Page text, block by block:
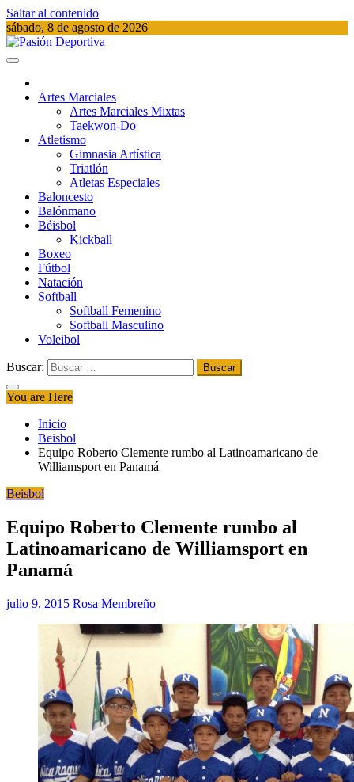
Saltar al contenido
sábado, 8 de agosto de 2026
Artes Marciales
Artes Marciales Mixtas
Taekwon-Do
Atletismo
Gimnasia Artística
Triatlón​
Atletas Especiales
Baloncesto
Balónmano
Béisbol
Kickball​
Boxeo
Fútbol
Natación​
Softball​
Softball​ Femenino
Softball​ Masculino
Voleibol​
Buscar:
You are Here
Inicio
Beisbol
Equipo Roberto Clemente rumbo al Latinoamaricano de
Williamsport en Panamá
Beisbol
Equipo Roberto Clemente rumbo al
Latinoamaricano de Williamsport en
Panamá
julio 9, 2015 Rosa Membreño